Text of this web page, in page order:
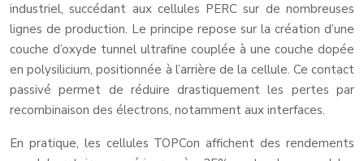
industriel, succédant aux cellules PERC sur de nombreuses
lignes de production. Le principe repose sur la création d’une
couche d’oxyde tunnel ultrafine couplée à une couche dopée
en polysilicium, positionnée à l’arrière de la cellule. Ce contact
passivé permet de réduire drastiquement les pertes par
recombinaison des électrons, notamment aux interfaces.
En pratique, les cellules TOPCon affichent des rendements